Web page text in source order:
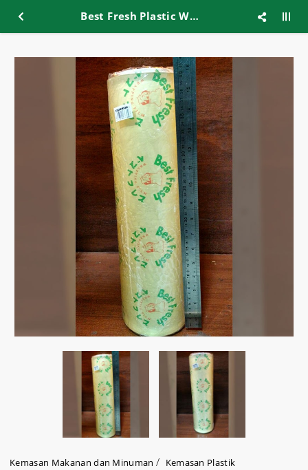
Best Fresh Plastic Wrap 16'' 40x500
Kemasan Makanan dan Minuman
Kemasan Plastik